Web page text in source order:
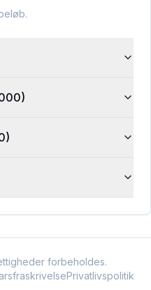
forbeholdes.
Privatlivspolitik